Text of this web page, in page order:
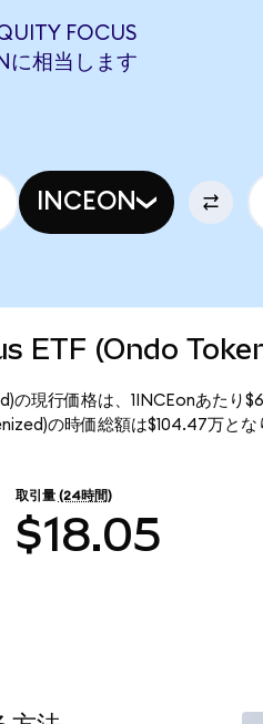
FOCUS
に相当します
INCEON
(Ondo
現行価格は、1INCEonあたり
の時価総額は$104.47万とな
取引量 (24時間)
$18.05